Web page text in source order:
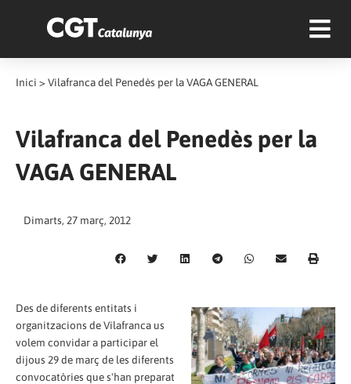
Inici > Vilafranca del Penedès per la VAGA GENERAL
Vilafranca del Penedès per la
VAGA GENERAL
Dimarts, 27 març, 2012
Des de diferents entitats i
organitzacions de Vilafranca us
volem convidar a participar el
dijous 29 de març de les diferents
convocatòries que s'han preparat